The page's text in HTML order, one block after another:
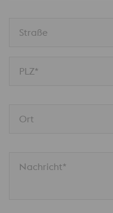
Straße
PLZ*
Ort
Nachricht*